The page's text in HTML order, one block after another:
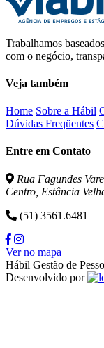
Trabalhamos
com o negócio,
Veja também
Home Sobre a Hábil
Dúvidas Freqüentes
Entre em Contato
Rua Fagundes
Centro, Estância
(51) 3561.6481
Ver no mapa
Hábil Gestão de
Desenvolvido por